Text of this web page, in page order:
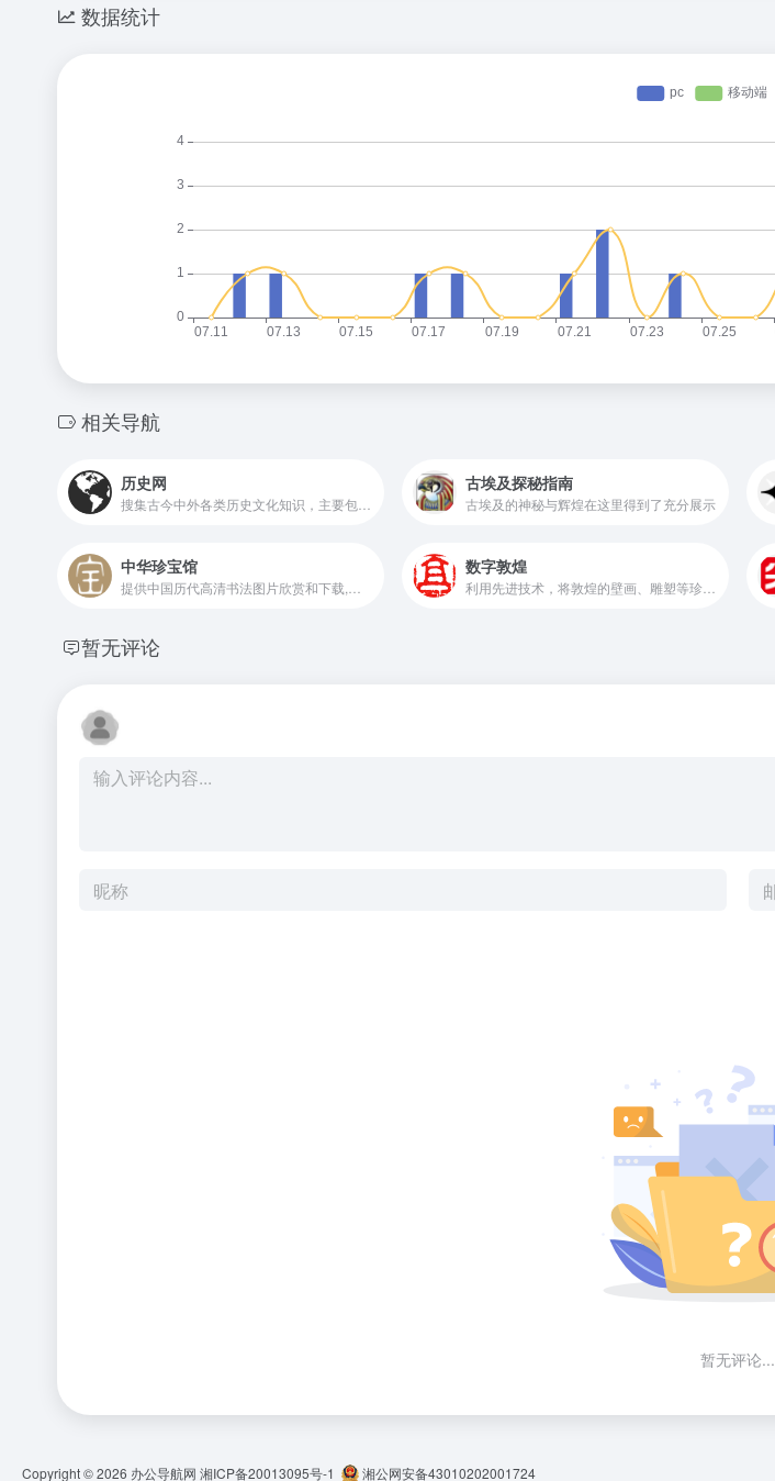
数据统计
相关导航
历史网 古埃及探秘指南
古埃及的神秘与辉煌在这里得到了充分展示
中华珍宝馆 数字敦煌
暂无评论
暂无评论...
Copyright © 2026 办公导航网 湘ICP备20013095号-1 湘公网安备43010202001724